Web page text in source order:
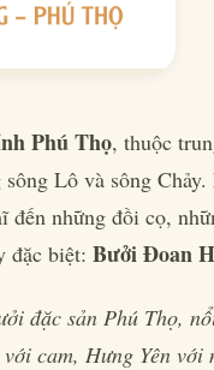
Phú Thọ, thuộc
Lô và sông
những đồi cọ,
đặc biệt: Bưởi Đoan
đặc sản Phú Thọ,
cam, Hưng Yên với